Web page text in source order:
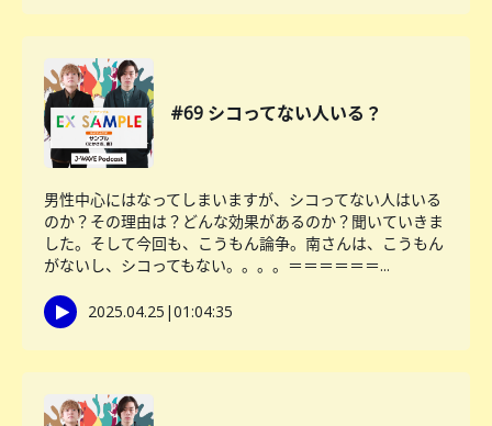
#69 シコってない人いる？
男性中心にはなってしまいますが、シコってない人はいる
のか？その理由は？どんな効果があるのか？聞いていきま
した。そして今回も、こうもん論争。南さんは、こうもん
がないし、シコってもない。。。。＝＝＝＝＝＝...
2025.04.25 |01:04:35